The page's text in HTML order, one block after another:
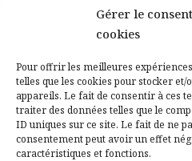
Gérer le
cookies
Pour offrir les meilleures
telles que les cookies pour stocker
appareils. Le fait de consentir à ces
traiter des données telles que le
ID uniques sur ce site. Le fait de ne
consentement peut avoir un effet
caractéristiques et fonctions.
Contactez-nous
Mentions légales
Politique de